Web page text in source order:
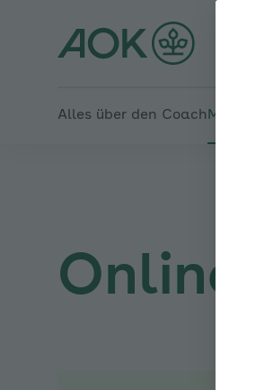
Alles über den Coach Mein
Stress und wie wir damit
Yoga-Atmung – eine